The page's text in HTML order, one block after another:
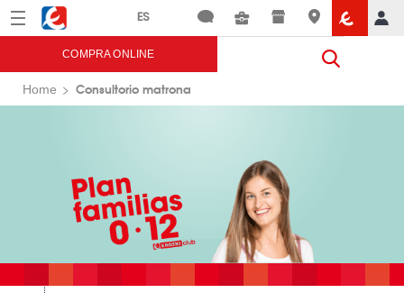
Menú Eroski
COMPRA ONLINE
Home Consultorio matrona